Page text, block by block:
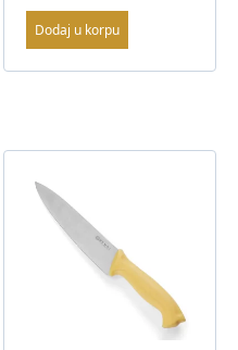
Dodaj u korpu